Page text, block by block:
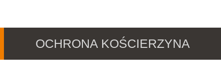
OCHRONA KOŚCIERZYNA